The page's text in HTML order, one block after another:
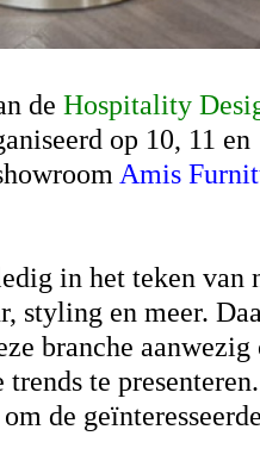
de Hospitality
op 10, 11
Amis
in het teken van
styling en meer.
branche
trends te
de